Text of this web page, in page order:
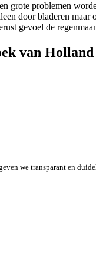
grote problemen
door bladeren
gevoel de
van Holland
we transparant en